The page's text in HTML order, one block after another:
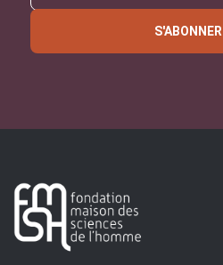
S'ABONNER